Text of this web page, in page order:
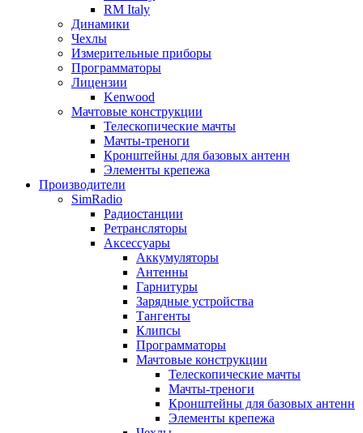
RM Italy
Динамики
Чехлы
Измерительные приборы
Программаторы
Лицензии
Kenwood
Мачтовые конструкции
Телескопические мачты
Мачты-треноги
Кронштейны для базовых антенн
Элементы крепежа
Производители
SimRadio
Радиостанции
Ретрансляторы
Аксессуары
Аккумуляторы
Антенны
Гарнитуры
Зарядные устройства
Тангенты
Клипсы
Программаторы
Мачтовые конструкции
Телескопические мачты
Мачты-треноги
Кронштейны для базовых антенн
Элементы крепежа